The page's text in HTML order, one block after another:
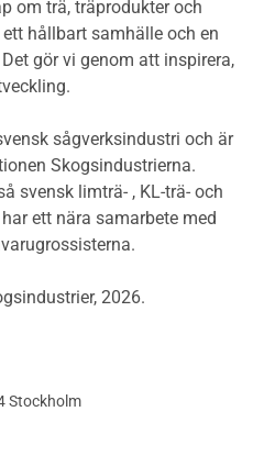
- generellt
utomhuskonstruktioner
om trä, träprodukter och
hållbart samhälle och en
gör vi genom att inspirera,
sågverksindustri och är
Skogsindustrierna.
svensk limträ- , KL-trä- och
ett nära samarbete med
2026.
Stockholm